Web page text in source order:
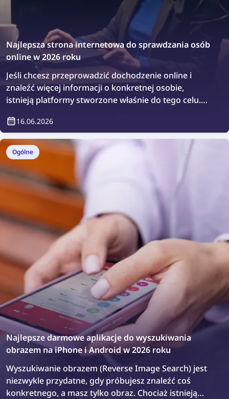
Najlepsza strona internetowa do sprawdzania osób
online w 2026 roku
Jeśli chcesz przeprowadzić dochodzenie online i
znaleźć więcej informacji o konkretnej osobie,
istnieją platformy stworzone właśnie do tego celu.
sprawdzania osób online.
16.06.2026
Ogólne
Najlepsze darmowe aplikacje do wyszukiwania
obrazem na iPhone i Android w 2026 roku
Wyszukiwanie obrazem (Reverse Image Search) jest
niezwykle przydatne, gdy próbujesz znaleźć coś
konkretnego, a masz tylko obraz. Chociaż istnieją